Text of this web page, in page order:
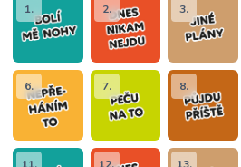
1. 2. 3.
6. 7. 8.